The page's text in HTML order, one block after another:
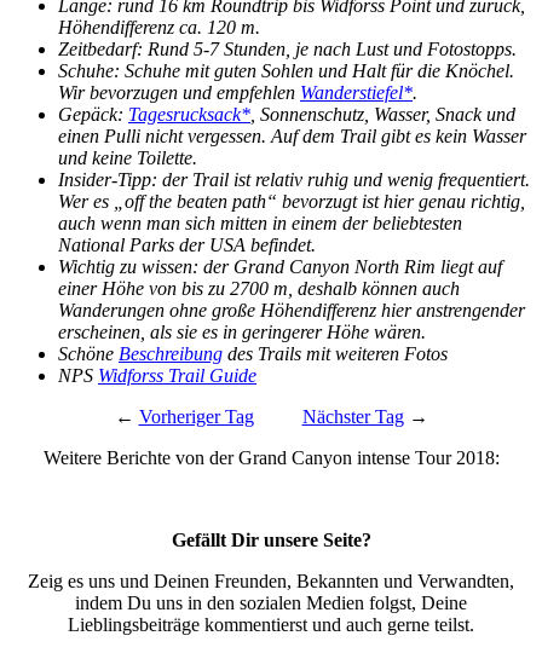
Länge: rund 16 km Roundtrip bis Widforss Point und zurück,
Höhendifferenz ca. 120 m.
Zeitbedarf: Rund 5-7 Stunden, je nach Lust und Fotostopps.
Schuhe: Schuhe mit guten Sohlen und Halt für die Knöchel.
Wir bevorzugen und empfehlen Wanderstiefel*.
Gepäck: Tagesrucksack* , Sonnenschutz, Wasser, Snack und
einen Pulli nicht vergessen. Auf dem Trail gibt es kein Wasser
und keine Toilette.
Insider-Tipp: der Trail ist relativ ruhig und wenig frequentiert.
Wer es „off the beaten path“ bevorzugt ist hier genau richtig,
auch wenn man sich mitten in einem der beliebtesten
National Parks der USA befindet.
Wichtig zu wissen: der Grand Canyon North Rim liegt auf
einer Höhe von bis zu 2700 m, deshalb können auch
Wanderungen ohne große Höhendifferenz hier anstrengender
erscheinen, als sie es in geringerer Höhe wären.
Schöne Beschreibung des Trails mit weiteren Fotos
NPS Widforss Trail Guide
← Vorheriger Tag Nächster Tag→
Weitere Berichte von der Grand Canyon intense Tour 2018:
Gefällt Dir unsere Seite?
Zeig es uns und Deinen Freunden, Bekannten und Verwandten,
indem Du uns in den sozialen Medien folgst, Deine
Lieblingsbeiträge kommentierst und auch gerne teilst.